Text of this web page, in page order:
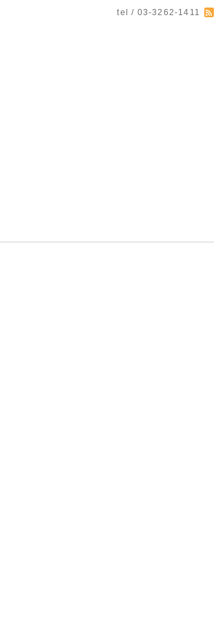
tel / 03-3262-1411